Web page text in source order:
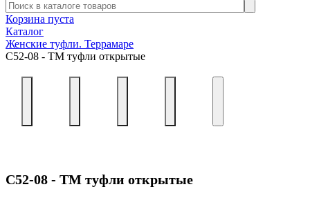
Корзина пуста
Каталог
Женские туфли. Террамаре
С52-08 - ТМ туфли открытые
С52-08 - ТМ туфли открытые